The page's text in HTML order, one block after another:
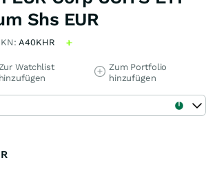
Shs EUR
A40KHR
Watchlist
hinzufügen
Zum Portfolio
hinzufügen